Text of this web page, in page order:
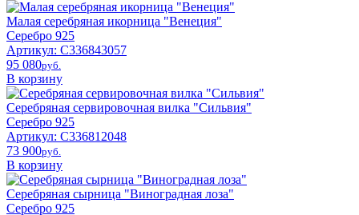
Малая серебряная икорница "Венеция"
Серебро 925
Артикул: С336843057
95 080pyб.
В корзину
Серебряная сервировочная вилка "Сильвия"
Серебро 925
Артикул: С336812048
73 900pyб.
В корзину
Серебряная сырница "Виноградная лоза"
Серебро 925